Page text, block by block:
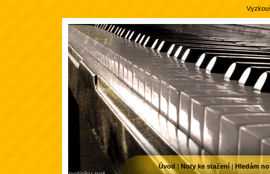
Úvod | Noty ke stažení| Hledám